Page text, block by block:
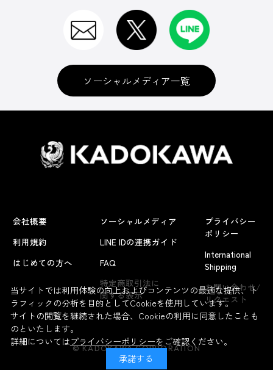
ソーシャルメディア一覧
会社概要
利用規約
はじめての方へ
ソーシャルメディア
LINE IDの連携ガイド
FAQ
特定商取引法に
関する表示
プライバシー
ポリシー
International
Shipping
お問い合わせ/
リクエスト
© KADOKAWA CORPORATION
当サイトでは利用体験の向上およびコンテンツの最適な提供、ト
ラフィックの分析を目的としてCookieを使用しています。
サイトの閲覧を継続された場合、Cookieの利用に同意したことも
のといたします。
詳細についてはプライバシーポリシーをご確認ください。
承諾する